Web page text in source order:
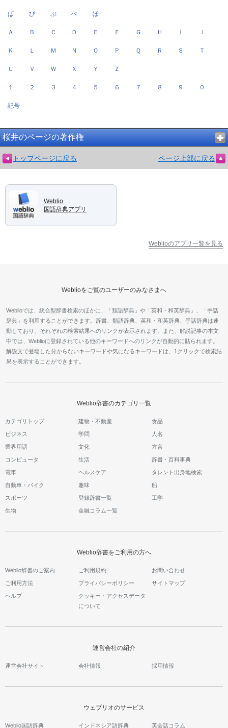
ぱ ぴ ぷ ぺ ぽ
Ａ Ｂ Ｃ Ｄ Ｅ Ｆ Ｇ Ｈ Ｉ Ｊ
Ｋ Ｌ Ｍ Ｎ Ｏ Ｐ Ｑ Ｒ Ｓ Ｔ
Ｕ Ｖ Ｗ Ｘ Ｙ Ｚ
１ ２ ３ ４ ５ ６ ７ ８ ９ ０
記号
桜井のページの著作権
トップページに戻る ページ上部に戻る
Weblio
国語辞典アプリ
Weblioのアプリ一覧を見る
Weblioをご覧のユーザーのみなさまへ
Weblioでは、統合型辞書検索のほかに、「類語辞典」や「英和・和英辞典」、「手話
辞典」を利用することができます。辞書、類語辞典、英和・和英辞典、手話辞典は連
動しており、それぞれの検索結果へのリンクが表示されます。また、解説記事の本文
中では、Weblioに登録されている他のキーワードへのリンクが自動的に貼られます。
解説文で登場した分からないキーワードや気になるキーワードは、1クリックで検索結
果を表示することができます。
Weblio辞書のカテゴリ一覧
カテゴリトップ 建物・不動産 食品
ビジネス 学問 人名
業界用語 文化 方言
コンピュータ 生活 辞書・百科事典
電車 ヘルスケア タレント出身地検索
自動車・バイク 趣味 船
スポーツ 登録辞書一覧 工学
生物 金融コラム一覧
Weblio辞書をご利用の方へ
Weblio辞書のご案内 ご利用規約 お問い合わせ
ご利用方法 プライバシーポリシー サイトマップ
ヘルプ
クッキー・アクセスデータ
について
運営会社の紹介
運営会社サイト 会社情報 採用情報
ウェブリオのサービス
Weblio国語辞典 インドネシア語辞典 英会話コラム